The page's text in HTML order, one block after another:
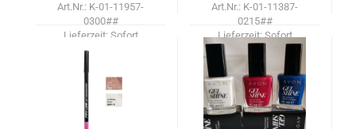
Art.Nr.: K-01-11957-
0300##
Lieferzeit: Sofort
lieferbar!
Art.Nr.: K-01-11387-
0215##
Lieferzeit:Sofort